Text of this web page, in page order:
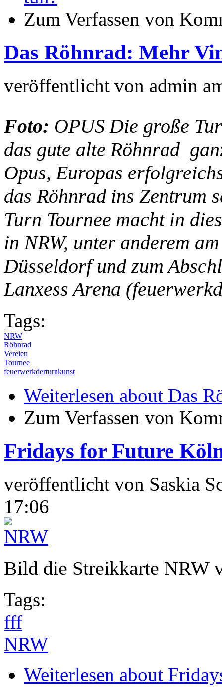
Zum Verfassen von
Das Röhnrad: Mehr
veröffentlicht von admin
Foto: OPUS Die große
das gute alte Röhnrad
Opus, Europas
das Röhnrad ins Zentrum
Turn Tournee macht in
in NRW, unter anderem
Düsseldorf und zum
Lanxess Arena
Tags:
NRW
Röhnrad
Vereien
Tournee
feuerwerkderturnkunst
Weiterlesen about Das
Zum Verfassen von
Fridays for Future
veröffentlicht von Saskia
17:06
Bild die Streikkarte NRW
Tags:
fff
NRW
Weiterlesen about